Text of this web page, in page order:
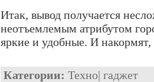
Итак, вывод получается
неотъемлемым атрибутом
яркие и удобные. И
Категории: Техно| гаджет